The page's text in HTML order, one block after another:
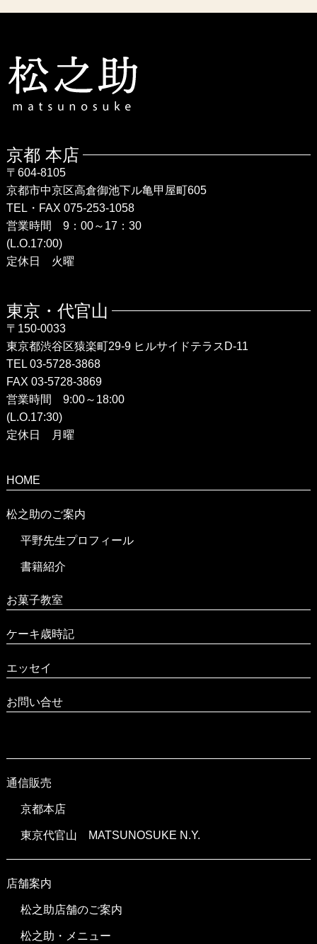
京都 本店
〒604-8105
京都市中京区高倉御池下ル亀甲屋町605
TEL・FAX 075-253-1058
営業時間 9：00～17：30
(L.O.17:00)
定休日 火曜
東京・代官山
〒150-0033
東京都渋谷区猿楽町29-9 ヒルサイドテラスD-11
TEL 03-5728-3868
FAX 03-5728-3869
営業時間 9:00～18:00
(L.O.17:30)
定休日 月曜
HOME
松之助のご案内
平野先生プロフィール
書籍紹介
お菓子教室
ケーキ歳時記
エッセイ
お問い合せ
通信販売
京都本店
東京代官山 MATSUNOSUKE N.Y.
店舗案内
松之助店舗のご案内
松之助・メニュー